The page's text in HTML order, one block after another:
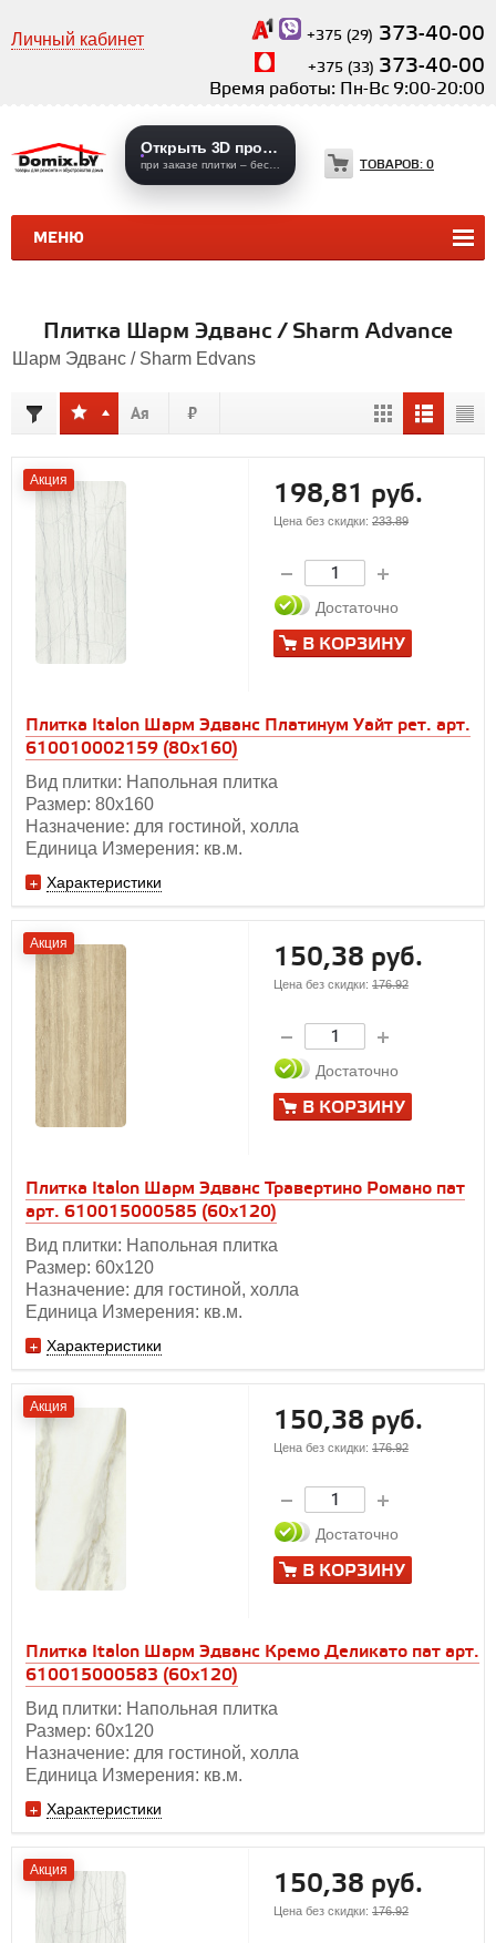
Личный кабинет +375 (29) 373-40-00
+375 (33) 373-40-00
Время работы: Пн-Вс 9:00-20:00
МЕНЮ
Открыть 3D проекты
ТОВАРОВ: 0
КЕРАМИЧЕСКАЯ ПЛИТКА
Плитка Шарм Эдванс / Sharm Advance
Шарм Эдванс / Sharm Edvans
Акция
Плитка Italon Шарм Эдванс Платинум Уайт рет. арт.
610010002159 (80x160)
Вид плитки: Напольная плитка
Размер: 80х160
Назначение: для гостиной, холла
Единица Измерения: кв.м.
Характеристики
198,81 руб.
Цена без скидки: 233.89
Достаточно
В КОРЗИНУ
Акция
Плитка Italon Шарм Эдванс Травертино Романо пат
арт. 610015000585 (60x120)
Вид плитки: Напольная плитка
Размер: 60х120
Назначение: для гостиной, холла
Единица Измерения: кв.м.
Характеристики
150,38 руб.
Цена без скидки: 176.92
Достаточно
В КОРЗИНУ
Акция
Плитка Italon Шарм Эдванс Кремо Деликато пат арт.
610015000583 (60x120)
Вид плитки: Напольная плитка
Размер: 60х120
Назначение: для гостиной, холла
Единица Измерения: кв.м.
Характеристики
150,38 руб.
Цена без скидки: 176.92
Достаточно
В КОРЗИНУ
Акция 150,38 руб.
Цена без скидки: 176.92